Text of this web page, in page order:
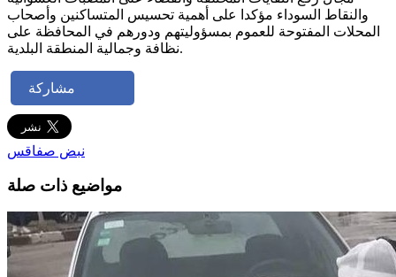
والنقاط السوداء مؤكدا على أهمية تحسيس المتساكنين وأصحاب
المحلات المفتوحة للعموم بمسؤوليتهم ودورهم في المحافظة على
نظافة وجمالية المنطقة البلدية.
مشاركة
نبض صفاقس
مواضيع ذات صلة